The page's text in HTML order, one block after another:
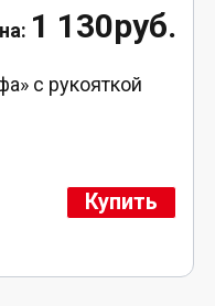
1 130руб.
с рукояткой
Купить